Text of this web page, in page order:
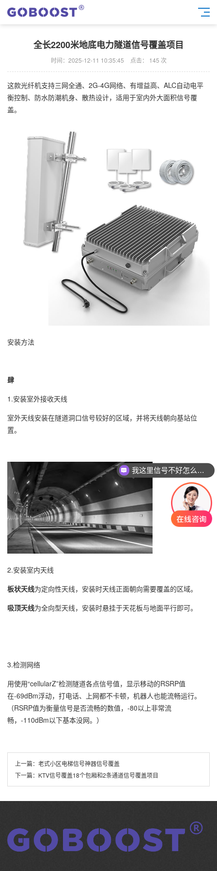
全长2200米地底电力隧道信号覆盖项目
时间：2025-12-11 10:35:45 点击： 145 次
这款光纤机支持三网全通、2G-4G网络、有增益高、ALC自动电平
衡控制、防水防潮机身、散热设计，适用于室内外大面积信号覆
盖。
安装方法
肆
1.安装室外接收天线
室外天线安装在隧道洞口信号较好的区域，并将天线朝向基站位
置。
2.安装室内天线
板状天线为定向性天线，安装时天线正面朝向需要覆盖的区域。
吸顶天线为全向型天线，安装时悬挂于天花板与地面平行即可。
3.检测网络
用使用“cellularZ”检测隧道各点信号值，显示移动的RSRP值
在-69dBm浮动，打电话、上网都不卡顿，机器人也能流畅运行。
（RSRP值为衡量信号是否流畅的数值，-80以上非常流
畅，-110dBm以下基本没网。）
上一篇： 老式小区电梯信号神器信号覆盖
下一篇： KTV信号覆盖18个包厢和2条通道信号覆盖项目
我这里信号不好怎么解决？